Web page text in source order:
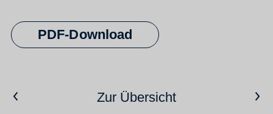
PDF-Download
Vorheriger ArtikelZur ÜbersichtNächster Artikel